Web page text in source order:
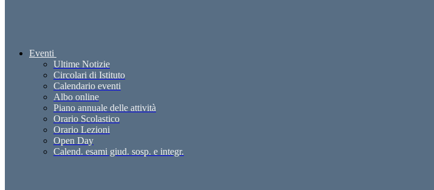
Eventi
Ultime Notizie
Circolari di Istituto
Calendario eventi
Albo online
Piano annuale delle attività
Orario Scolastico
Orario Lezioni
Open Day
Calend. esami giud. sosp. e integr.